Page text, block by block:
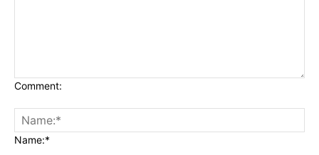
Comment:
Name:*